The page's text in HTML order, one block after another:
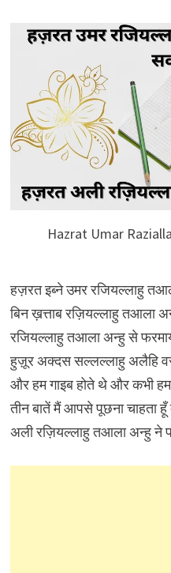
Hazrat Umar
हज़रत इब्ने उमर रजियल्लाहु
बिन ख़त्ताब रज़ियल्लाहु तआला
रजियल्लाहु तआला अन्हु से
हुज़ूर अक्दस सल्लल्लाहु अलैहि
और हम गाइब होते थे और कभी
तीन बातें मैं आपसे पूछना चाहता
अली रज़ियल्लाहु तआला अन्हु ने